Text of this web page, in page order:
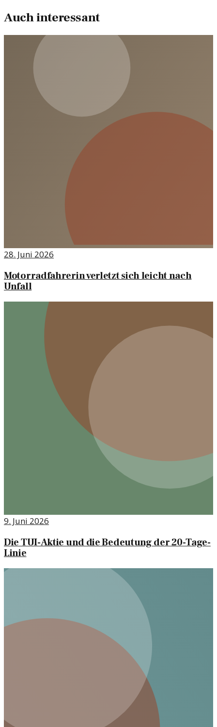
Auch interessant
28. Juni 2026
Motorradfahrerin verletzt sich leicht nach
Unfall
9. Juni 2026
Die TUI-Aktie und die Bedeutung der 20-Tage-
Linie